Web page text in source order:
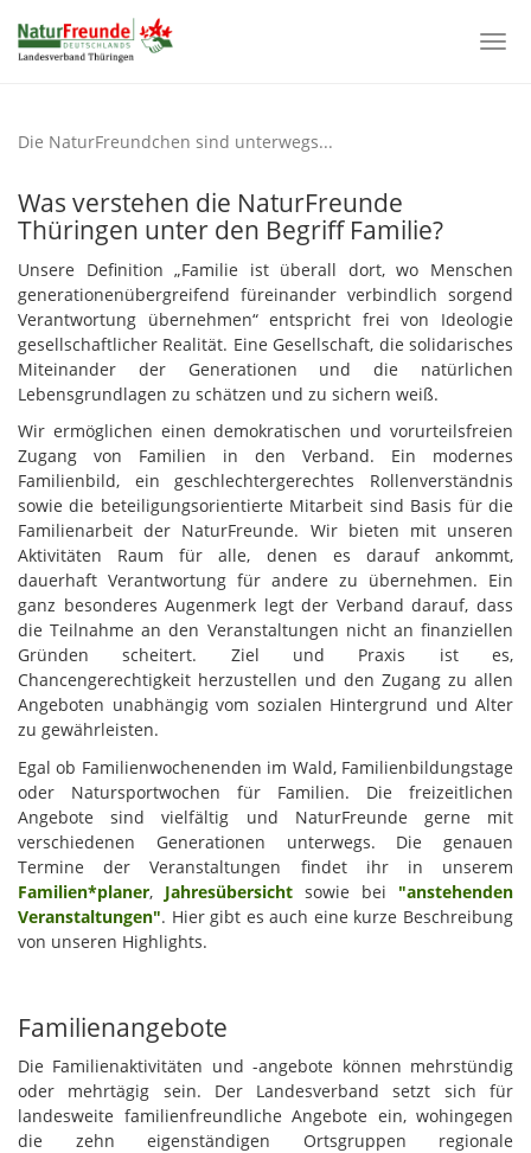
springen
Die NaturFreundchen sind unterwegs...
Was verstehen die NaturFreunde
Thüringen unter den Begriff Familie?
Unsere Definition „Familie ist überall dort, wo Menschen
generationenübergreifend füreinander verbindlich sorgend
Verantwortung übernehmen“ entspricht frei von Ideologie
gesellschaftlicher Realität. Eine Gesellschaft, die solidarisches
Miteinander der Generationen und die natürlichen
Lebensgrundlagen zu schätzen und zu sichern weiß.
Wir ermöglichen einen demokratischen und vorurteilsfreien
Zugang von Familien in den Verband. Ein modernes
Familienbild, ein geschlechtergerechtes Rollenverständnis
sowie die beteiligungsorientierte Mitarbeit sind Basis für die
Familienarbeit der NaturFreunde. Wir bieten mit unseren
Aktivitäten Raum für alle, denen es darauf ankommt,
dauerhaft Verantwortung für andere zu übernehmen. Ein
ganz besonderes Augenmerk legt der Verband darauf, dass
die Teilnahme an den Veranstaltungen nicht an finanziellen
Gründen scheitert. Ziel und Praxis ist es,
Chancengerechtigkeit herzustellen und den Zugang zu allen
Angeboten unabhängig vom sozialen Hintergrund und Alter
zu gewährleisten.
Egal ob Familienwochenenden im Wald, Familienbildungstage
oder Natursportwochen für Familien. Die freizeitlichen
Angebote sind vielfältig und NaturFreunde gerne mit
verschiedenen Generationen unterwegs. Die genauen
Termine der Veranstaltungen findet ihr in unserem
Familien*planer, Jahresübersicht sowie bei "anstehenden
Veranstaltungen". Hier gibt es auch eine kurze Beschreibung
von unseren Highlights.
Familienangebote
Die Familienaktivitäten und -angebote können mehrstündig
oder mehrtägig sein. Der Landesverband setzt sich für
landesweite familienfreundliche Angebote ein, wohingegen
die zehn eigenständigen Ortsgruppen regionale